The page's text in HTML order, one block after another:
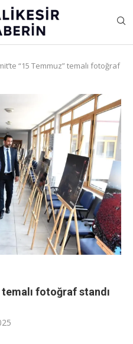
“15 Temmuz” temalı fotoğraf
temalı fotoğraf standı